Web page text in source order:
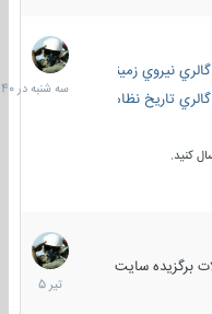
نيروي زميني
تاریخ نظامی
سه
شنبه
در
سایت
16
تیر
1405